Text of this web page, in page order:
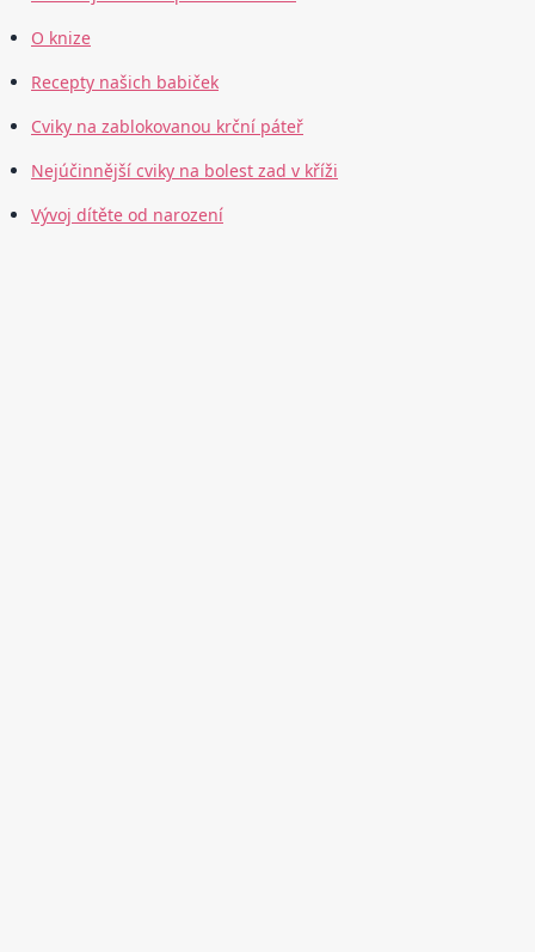
O knize
Recepty našich babiček
Cviky na zablokovanou krční páteř
Nejúčinnější cviky na bolest zad v kříži
Vývoj dítěte od narození